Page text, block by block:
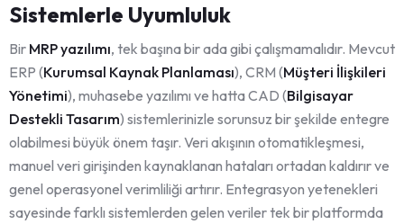
Sistemlerle Uyumluluk
Bir MRP yazılımı, tek başına bir ada gibi çalışmamalıdır. Mevcut
ERP (Kurumsal Kaynak Planlaması), CRM (Müşteri İlişkileri
Yönetimi), muhasebe yazılımı ve hatta CAD (Bilgisayar
Destekli Tasarım) sistemlerinizle sorunsuz bir şekilde entegre
olabilmesi büyük önem taşır. Veri akışının otomatikleşmesi,
manuel veri girişinden kaynaklanan hataları ortadan kaldırır ve
genel operasyonel verimliliği artırır. Entegrasyon yetenekleri
sayesinde farklı sistemlerden gelen veriler tek bir platformda